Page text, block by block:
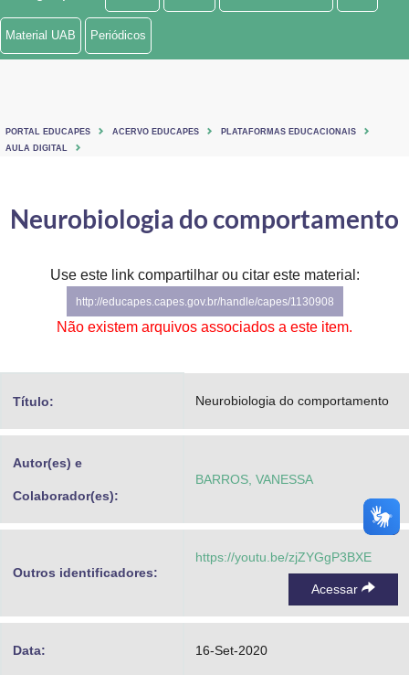
Ministério de Minas e Energia
Ministério do Turismo
Controladoria-Geral da União
Secretaria-Geral
Advocacia-Geral da União
Banco Central do Brasil
Material UAB Periódicos
PORTAL EDUCAPES ACERVO EDUCAPES
PLATAFORMAS EDUCACIONAIS
AULA DIGITAL
Neurobiologia do comportamento
Use este link compartilhar ou citar este material:
http://educapes.capes.gov.br/handle/capes/1130908
Não existem arquivos associados a este item.
Título: Neurobiologia do comportamento
Autor(es) e
Colaborador(es):
BARROS, VANESSA
Outros identificadores:
https://youtu.be/zjZYGgP3BXE
Acessar
Data: 16-Set-2020